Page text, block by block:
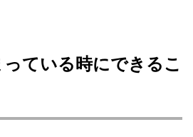
ている時にできるこ